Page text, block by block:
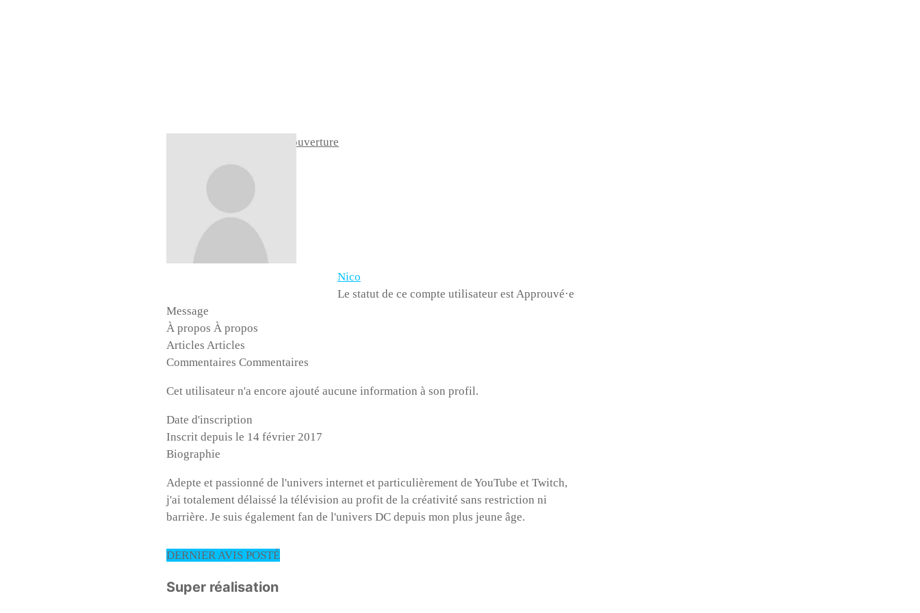
Changez votre image de couverture
Nico
Le statut de ce compte utilisateur est Approuvé·e
Message
À propos À propos
Articles Articles
Commentaires Commentaires
Cet utilisateur n'a encore ajouté aucune information à son profil.
Date d'inscription
Inscrit depuis le 14 février 2017
Biographie
Adepte et passionné de l'univers internet et particulièrement de YouTube et Twitch,
j'ai totalement délaissé la télévision au profit de la créativité sans restriction ni
barrière. Je suis également fan de l'univers DC depuis mon plus jeune âge.
DERNIER AVIS POSTÉ
Super réalisation